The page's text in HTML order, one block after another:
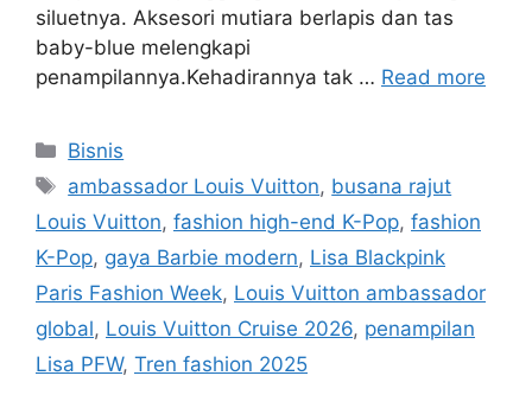
siluetnya. Aksesori mutiara berlapis dan tas
baby-blue melengkapi
penampilannya.Kehadirannya tak … Read more
Categories
Bisnis
Tags
ambassador Louis Vuitton, busana rajut
Louis Vuitton, fashion high-end K-Pop, fashion
K-Pop, gaya Barbie modern, Lisa Blackpink
Paris Fashion Week, Louis Vuitton ambassador
global, Louis Vuitton Cruise 2026, penampilan
Lisa PFW, Tren fashion 2025